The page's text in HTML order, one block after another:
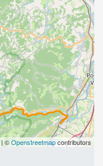
| ©Openstreetmapcontributors